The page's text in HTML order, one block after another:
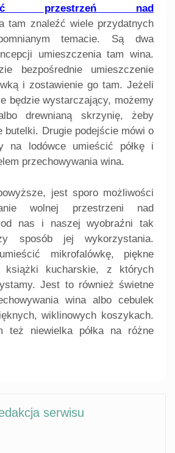
przestrzeń nad
tam znaleźć wiele przydatnych
temacie. Są dwa
umieszczenia tam wina.
bezpośrednie umieszczenie
i zostawienie go tam. Jeżeli
będzie wystarczający, możemy
drewnianą skrzynię, żeby
butelki. Drugie podejście mówi o
na lodówce umieścić półkę i
przechowywania wina.
jest sporo możliwości
wolnej przestrzeni nad
nas i naszej wyobraźni tak
sposób jej wykorzystania.
mikrofalówkę, piękne
kucharskie, z których
Jest to również świetne
wina albo cebulek
wiklinowych koszykach.
też niewielka półka na różne
serwisu